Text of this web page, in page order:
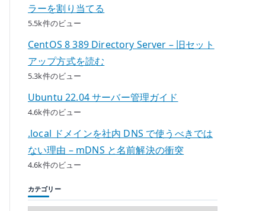
ラーを割り当てる
5.5k件のビュー
CentOS 8 389 Directory Server – 旧セット
アップ方式を読む
5.3k件のビュー
Ubuntu 22.04 サーバー管理ガイド
4.6k件のビュー
.local ドメインを社内 DNS で使うべきでは
ない理由 – mDNS と名前解決の衝突
4.6k件のビュー
カテゴリー